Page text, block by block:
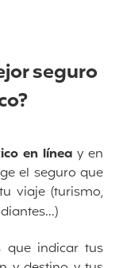
seguro
en línea y en
el seguro que
viaje (turismo,
que indicar tus